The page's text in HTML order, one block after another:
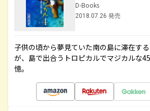
D-Books
2018.07.26 発売
子供の頃から夢見ていた南の島に滞在す
が、島で出合うトロピカルでマジカルな
憶。